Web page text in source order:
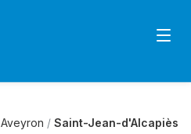
Aveyron / Saint-Jean-d'Alcapiès